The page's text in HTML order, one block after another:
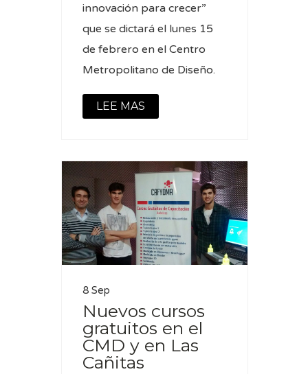
innovación para crecer”
que se dictará el lunes 15
de febrero en el Centro
Metropolitano de Diseño.
LEE MAS
8 Sep
Nuevos cursos
gratuitos en el
CMD y en Las
Cañitas